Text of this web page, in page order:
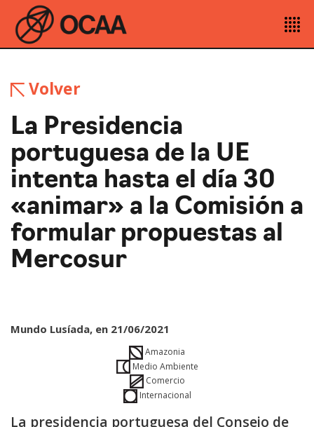
Volver
La Presidencia
portuguesa de la UE
intenta hasta el día 30
«animar» a la Comisión a
formular propuestas al
Mercosur
Mundo Lusíada, en 21/06/2021
Amazonia
Medio Ambiente
Comercio
Internacional
La presidencia portuguesa del Consejo de